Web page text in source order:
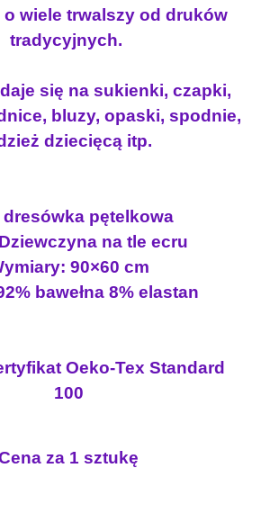
wiele trwalszy od druków
tradycyjnych.
się na sukienki, czapki,
bluzy, opaski, spodnie,
dziecięcą itp.
dresówka pętelkowa
na tle ecru
90×60 cm
bawełna 8% elastan
Oeko-Tex Standard
100
za 1 sztukę